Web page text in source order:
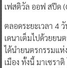
เฟสติวัล ออฟ สปีด
ตลอดระยะเวลา 4
เดนาเต็มไปด้วยยน
ได้นำยนตรกรรมแ
เมือง ทั้งนี้ มาเซรา